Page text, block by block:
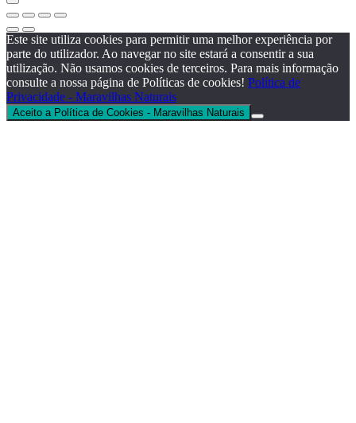
Este site utiliza cookies para permitir uma melhor experiência por
parte do utilizador. Ao navegar no site estará a consentir a sua
utilização. Não usamos cookies de terceiros. Para mais informação
consulte a nossa página de Políticas de cookies! Política de
Privacidade - Maravilhas Naturais
Aceito a Política de Cookies - Maravilhas Naturais